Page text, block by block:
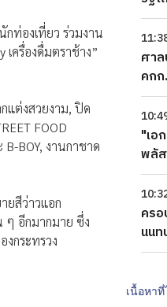
ท่องเที่ยว ร่วมงาน
ครื่องดื่มตราช้าง”
แต่งสวยงาม, ปิด
FOOD
BOY, งานกาชาด
ยสีว่าวแอก
ๆ อีกมากมาย ซึ่ง
กระทรวง
ศา
คก
"เอ
พลั
ครอบครัว
นนท